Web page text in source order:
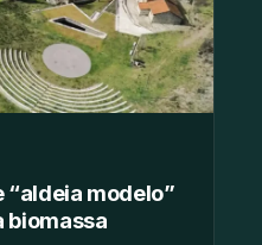
modelo”
biomassa